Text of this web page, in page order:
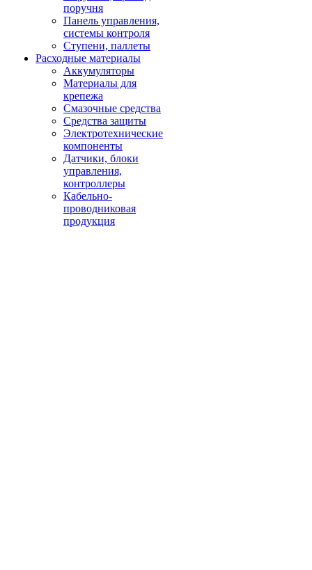
поручня
Панель управления,
системы контроля
Ступени, паллеты
Расходные материалы
Аккумуляторы
Материалы для
крепежа
Смазочные средства
Средства защиты
Электротехнические
компоненты
Датчики, блоки
управления,
контроллеры
Кабельно-
проводниковая
продукция